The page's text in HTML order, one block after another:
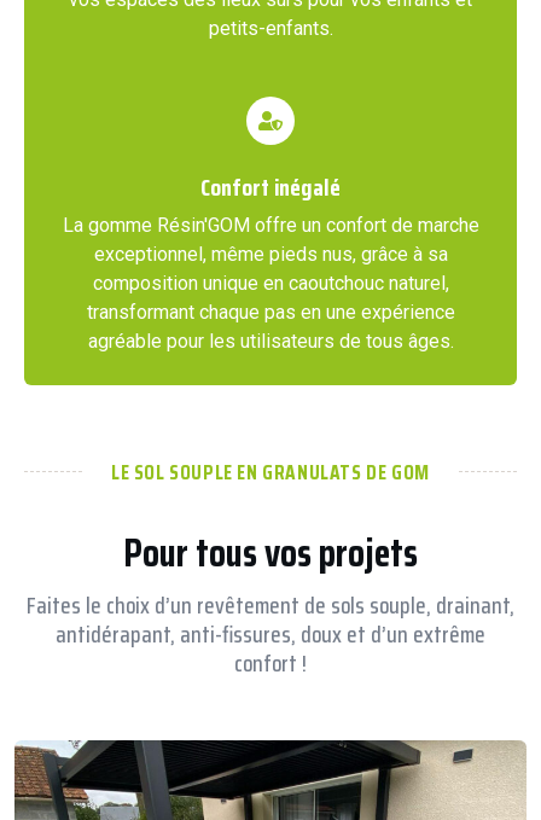
petits-enfants.
Confort inégalé
La gomme Résin'GOM offre un confort de marche
exceptionnel, même pieds nus, grâce à sa
composition unique en caoutchouc naturel,
transformant chaque pas en une expérience
agréable pour les utilisateurs de tous âges.
LE SOL SOUPLE EN GRANULATS DE GOM
Pour tous vos projets
Faites le choix d’un revêtement de sols souple, drainant,
antidérapant, anti-fissures, doux et d’un extrême
confort !